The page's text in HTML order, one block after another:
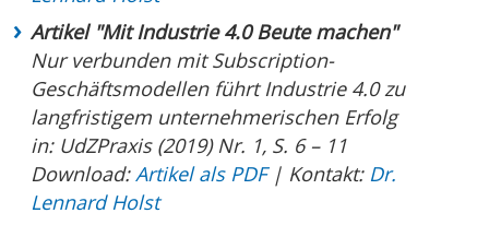
Artikel "Mit Industrie 4.0 Beute machen"
Nur verbunden mit Subscription-
Geschäftsmodellen führt Industrie 4.0 zu
langfristigem unternehmerischen Erfolg
in: UdZPraxis (2019) Nr. 1, S. 6 – 11
Download:Artikel als PDF| Kontakt: Dr.
Lennard Holst